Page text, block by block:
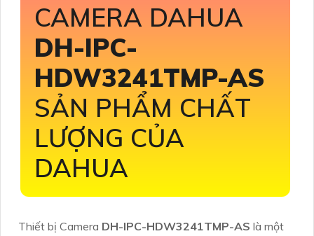
CAMERA DAHUA
DH-IPC-
HDW3241TMP-AS
SẢN PHẨM CHẤT
LƯỢNG CỦA
DAHUA
Thiết bị Camera DH-IPC-HDW3241TMP-AS là một